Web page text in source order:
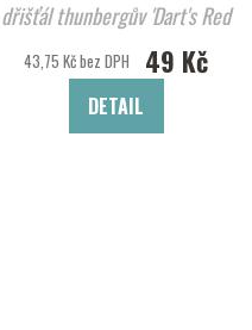
dřišťál thunbergův 'Dart's Red
43,75 Kč bez DPH 49 Kč
DETAIL